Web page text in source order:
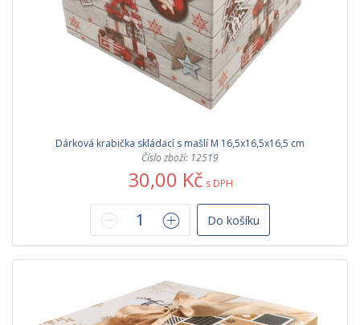
Dárková krabička skládací s mašlí M 16,5x16,5x16,5 cm
Číslo zboží: 12519
30,00 Kč s DPH
Do košíku